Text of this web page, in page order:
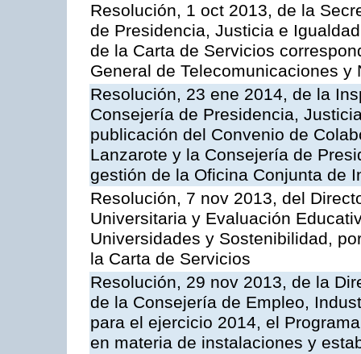
Resolución, 1 oct 2013, de la
de Presidencia, Justicia e
de la Carta de Servicios
General de Telecomunicaciones y
Resolución, 23 ene 2014, de la
Consejería de Presidencia,
publicación del Convenio de
Lanzarote y la Consejería de
gestión de la Oficina Conjunta de
Resolución, 7 nov 2013, del
Universitaria y Evaluación
Universidades y Sostenibilidad,
la Carta de Servicios
Resolución, 29 nov 2013, de la
de la Consejería de Empleo,
para el ejercicio 2014, el
en materia de instalaciones y